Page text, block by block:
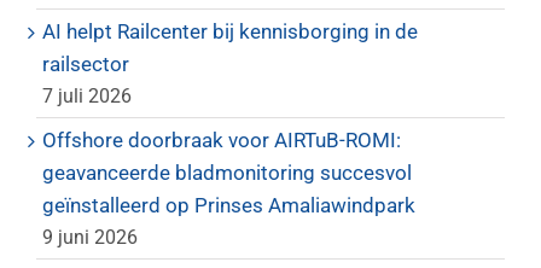
AI helpt Railcenter bij kennisborging in de
railsector
7 juli 2026
Offshore doorbraak voor AIRTuB-ROMI:
geavanceerde bladmonitoring succesvol
geïnstalleerd op Prinses Amaliawindpark
9 juni 2026